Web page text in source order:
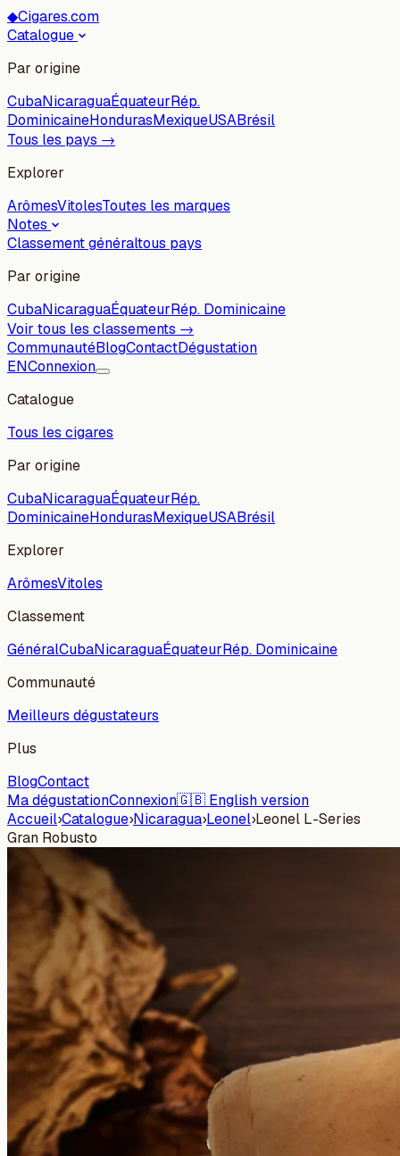
◆Cigares.com
Catalogue
Par origine
CubaNicaraguaÉquateurRép.
DominicaineHondurasMexiqueUSABrésil
Tous les pays →
Explorer
ArômesVitolesToutes les marques
Notes
Classement généraltous pays
Par origine
CubaNicaraguaÉquateurRép. Dominicaine
Voir tous les classements →
CommunautéBlogContactDégustation
ENConnexion
Catalogue
Tous les cigares
Par origine
CubaNicaraguaÉquateurRép.
DominicaineHondurasMexiqueUSABrésil
Explorer
ArômesVitoles
Classement
GénéralCubaNicaraguaÉquateurRép. Dominicaine
Communauté
Meilleurs dégustateurs
Plus
BlogContact
Ma dégustationConnexion🇬🇧 English version
Accueil›Catalogue›Nicaragua›Leonel›Leonel L-Series
Gran Robusto